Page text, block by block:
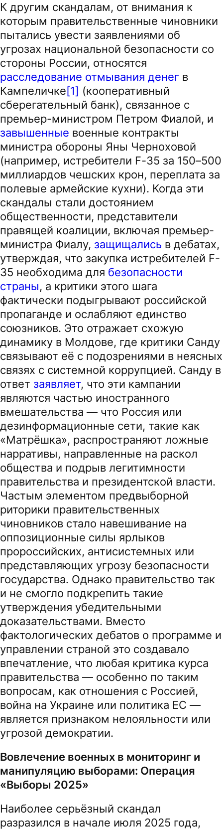
К другим скандалам, от внимания к
которым правительственные чиновники
пытались увести заявлениями об
угрозах национальной безопасности со
стороны России, относятся
расследование отмывания денег в
Кампеличке[1] (кооперативный
сберегательный банк), связанное с
премьер-министром Петром Фиалой, и
завышенные военные контракты
министра обороны Яны Черноховой
(например, истребители F-35 за 150–500
миллиардов чешских крон, переплата за
полевые армейские кухни). Когда эти
скандалы стали достоянием
общественности, представители
правящей коалиции, включая премьер-
министра Фиалу, защищались в дебатах,
утверждая, что закупка истребителей F-
35 необходима для безопасности
страны, а критики этого шага
фактически подыгрывают российской
пропаганде и ослабляют единство
союзников. Это отражает схожую
динамику в Молдове, где критики Санду
связывают её с подозрениями в неясных
связях с системной коррупцией. Санду в
ответ заявляет, что эти кампании
являются частью иностранного
вмешательства — что Россия или
дезинформационные сети, такие как
«Матрёшка», распространяют ложные
нарративы, направленные на раскол
общества и подрыв легитимности
правительства и президентской власти.
Частым элементом предвыборной
риторики правительственных
чиновников стало навешивание на
оппозиционные силы ярлыков
пророссийских, антисистемных или
представляющих угрозу безопасности
государства. Однако правительство так
и не смогло подкрепить такие
утверждения убедительными
доказательствами. Вместо
фактологических дебатов о программе и
управлении страной это создавало
впечатление, что любая критика курса
правительства — особенно по таким
вопросам, как отношения с Россией,
война на Украине или политика ЕС —
является признаком нелояльности или
угрозой демократии.
Вовлечение военных в мониторинг и
манипуляцию выборами: Операция
«Выборы 2025»
Наиболее серьёзный скандал
разразился в начале июля 2025 года,